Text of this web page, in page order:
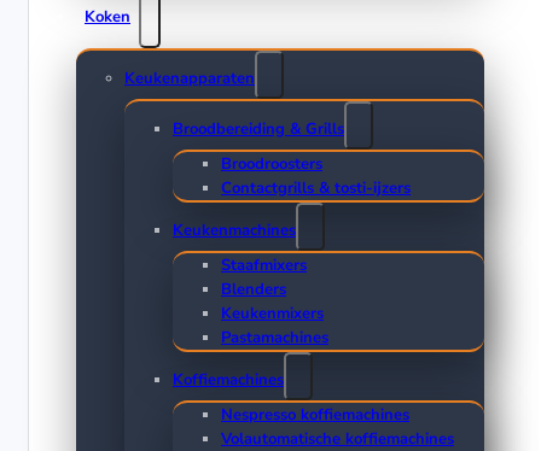
Koken
Keukenapparaten
Broodbereiding & Grills
Broodroosters
Contactgrills & tosti-ijzers
Keukenmachines
Staafmixers
Blenders
Keukenmixers
Pastamachines
Koffiemachines
Nespresso koffiemachines
Volautomatische koffiemachines